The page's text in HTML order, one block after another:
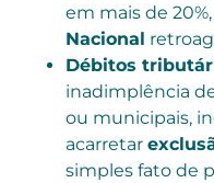
em mais de 20%,
Nacional
Débitos
inadimplência
ou municipais,
acarretar
simples fato de